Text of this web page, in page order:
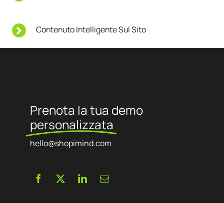
Contenuto Intelligente Sul Sito
Prenota la tua demo
personalizzata
hello@shopimind.com